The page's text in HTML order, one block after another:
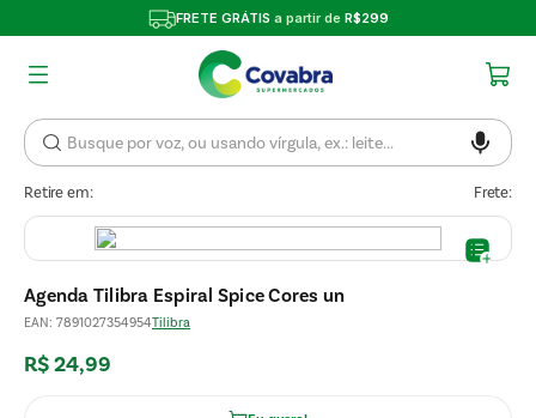
FRETE GRÁTIS a partir de R$299
Retire em: Frete:
Agenda Tilibra Espiral Spice Cores un
EAN: 7891027354954Tilibra
R$24,99